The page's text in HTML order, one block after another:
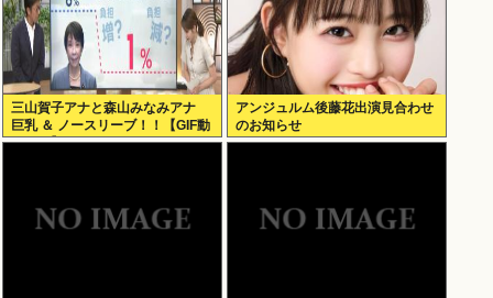
三山賀子アナと森山みなみアナ
巨乳 ＆ ノースリーブ！！【GIF動
画あり】
アンジュルム後藤花出演見合わせ
のお知らせ